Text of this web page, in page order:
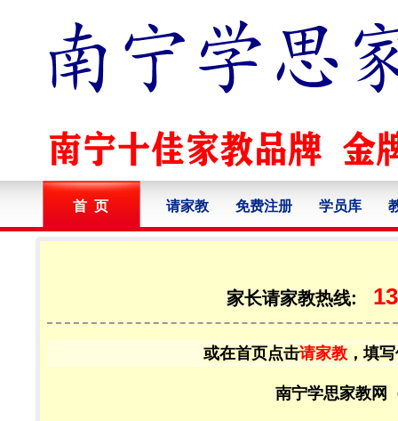
首 页 请家教 免费注册 学员库
家长请家教热线:
或在首页点击请家教 ，填
南宁学思家教网